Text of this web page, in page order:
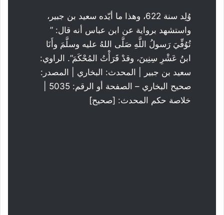
وُلِد سنة 622، وهذا ما أيّده سعيد بن جبير،
واستشهد برواية عن ابن عباس أنه قال: ”
تُوُفِّيَ رَسولُ اللَّهِ صَلَّى اللهُ عليه وسلَّمَ وأَنَا
ابنُ عَشْرِ سِنِينَ، وقدْ قَرَأْتُ المُحْكَمَ”. الراوي:
سعيد بن جبير | المحدث: البخاري | المصدر:
خلاصة حكم المحدث: [صحيح]